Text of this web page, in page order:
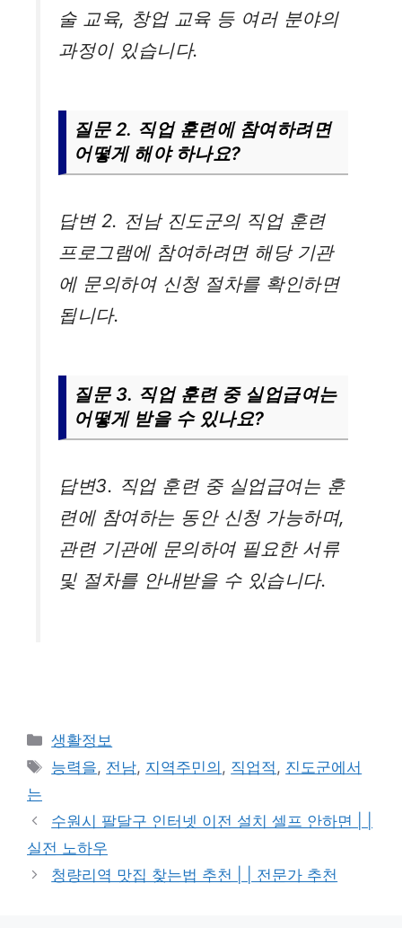
술 교육, 창업 교육 등 여러 분야의
과정이 있습니다.
질문 2. 직업 훈련에 참여하려면
어떻게 해야 하나요?
답변 2. 전남 진도군의 직업 훈련
프로그램에 참여하려면 해당 기관
에 문의하여 신청 절차를 확인하면
됩니다.
질문 3. 직업 훈련 중 실업급여는
어떻게 받을 수 있나요?
답변3. 직업 훈련 중 실업급여는 훈
련에 참여하는 동안 신청 가능하며,
관련 기관에 문의하여 필요한 서류
및 절차를 안내받을 수 있습니다.
카
테
고
생활정보
태
능력을, 전남, 지역주민의 , 직업적 , 진도군에서
는
수원시 팔달구 인터넷 이전 설치 셀프 안하면 | |
실전 노하우
청량리역 맛집 찾는법 추천 | | 전문가 추천